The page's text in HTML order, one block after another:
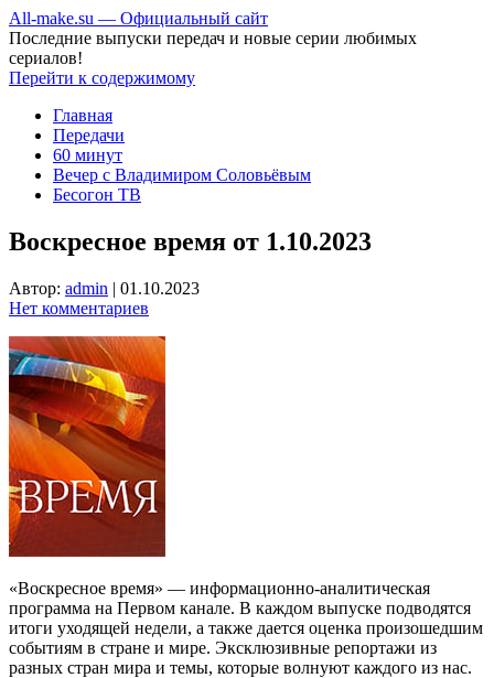
All-make.su — Официальный сайт
Последние выпуски передач и новые серии любимых
сериалов!
Перейти к содержимому
Главная
Передачи
60 минут
Вечер с Владимиром Соловьёвым
Бесогон ТВ
Воскресное время от 1.10.2023
Автор: admin | 01.10.2023
Нет комментариев
«Воскресное время» — информационно-аналитическая
программа на Первом канале. В каждом выпуске подводятся
итоги уходящей недели, а также дается оценка произошедшим
событиям в стране и мире. Эксклюзивные репортажи из
разных стран мира и темы, которые волнуют каждого из нас.